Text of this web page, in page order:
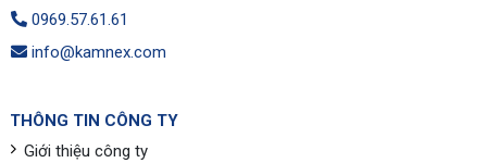
0969.57.61.61
info@kamnex.com
THÔNG TIN CÔNG TY
Giới thiệu công ty